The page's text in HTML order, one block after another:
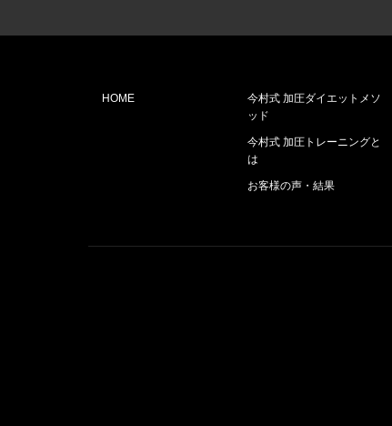
HOME
今村式 加圧ダイエットメソ
ッド
今村式 加圧トレーニングと
は
お客様の声・結果